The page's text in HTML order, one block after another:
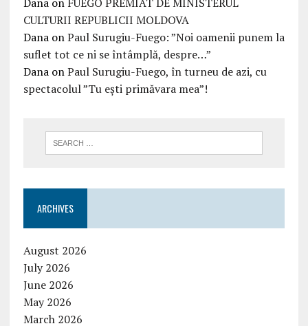
CULTURII REPUBLICII MOLDOVA
DanaonPaul Surugiu-Fuego: ”Noi oamenii punem la
suflet tot ce ni se întâmplă, despre…”
DanaonPaul Surugiu-Fuego, în turneu de azi, cu
spectacolul ”Tu ești primăvara mea”!
ARCHIVES
August 2026
July 2026
June 2026
May 2026
March 2026